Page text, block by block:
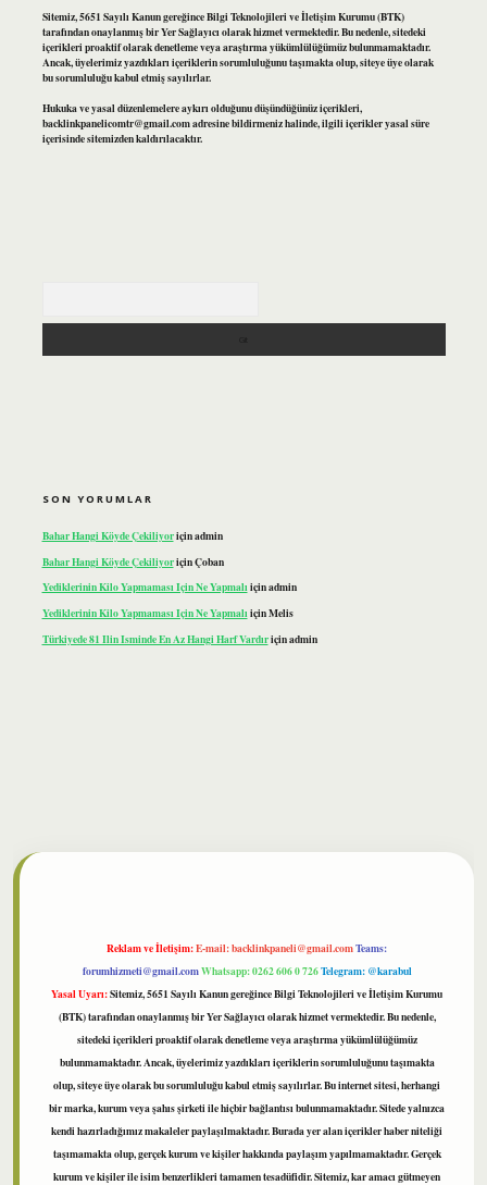
Sitemiz, 5651 Sayılı Kanun gereğince Bilgi Teknolojileri ve İletişim Kurumu (BTK)
tarafından onaylanmış bir Yer Sağlayıcı olarak hizmet vermektedir. Bu nedenle, sitedeki
içerikleri proaktif olarak denetleme veya araştırma yükümlülüğümüz bulunmamaktadır.
Ancak, üyelerimiz yazdıkları içeriklerin sorumluluğunu taşımakta olup, siteye üye olarak
bu sorumluluğu kabul etmiş sayılırlar.
Hukuka ve yasal düzenlemelere aykırı olduğunu düşündüğünüz içerikleri,
backlinkpanelicomtr@gmail.comadresine bildirmeniz halinde, ilgili içerikler yasal süre
içerisinde sitemizden kaldırılacaktır.
SON YORUMLAR
Bahar Hangi Köyde Çekiliyoriçinadmin
Bahar Hangi Köyde ÇekiliyoriçinÇoban
Yediklerinin Kilo Yapmaması Için Ne Yapmalıiçinadmin
Yediklerinin Kilo Yapmaması Için Ne YapmalıiçinMelis
Türkiyede 81 Ilin Isminde En Az Hangi Harf Vardıriçinadmin
Reklam ve İletişim:E-mail:backlinkpaneli@gmail.comTeams:
forumhizmeti@gmail.comWhatsapp: 0262 606 0 726Telegram: @karabul
Yasal Uyarı:Sitemiz, 5651 Sayılı Kanun gereğince Bilgi Teknolojileri ve İletişim Kurumu
(BTK) tarafından onaylanmış bir Yer Sağlayıcı olarak hizmet vermektedir. Bu nedenle,
sitedeki içerikleri proaktif olarak denetleme veya araştırma yükümlülüğümüz
bulunmamaktadır. Ancak, üyelerimiz yazdıkları içeriklerin sorumluluğunu taşımakta
olup, siteye üye olarak bu sorumluluğu kabul etmiş sayılırlar. Bu internet sitesi, herhangi
bir marka, kurum veya şahıs şirketi ile hiçbir bağlantısı bulunmamaktadır. Sitede yalnızca
kendi hazırladığımız makaleler paylaşılmaktadır. Burada yer alan içerikler haber niteliği
taşımamakta olup, gerçek kurum ve kişiler hakkında paylaşım yapılmamaktadır. Gerçek
kurum ve kişiler ile isim benzerlikleri tamamen tesadüfidir. Sitemiz, kar amacı gütmeyen